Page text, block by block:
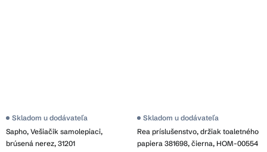
Sapho, Vešiačik samolepiaci,
brúsená nerez, 31201
Skladom u dodávateľa
Rea príslušenstvo, držiak toaletného
papiera 381698, čierna, HOM-00554
Skladom u dodávateľa